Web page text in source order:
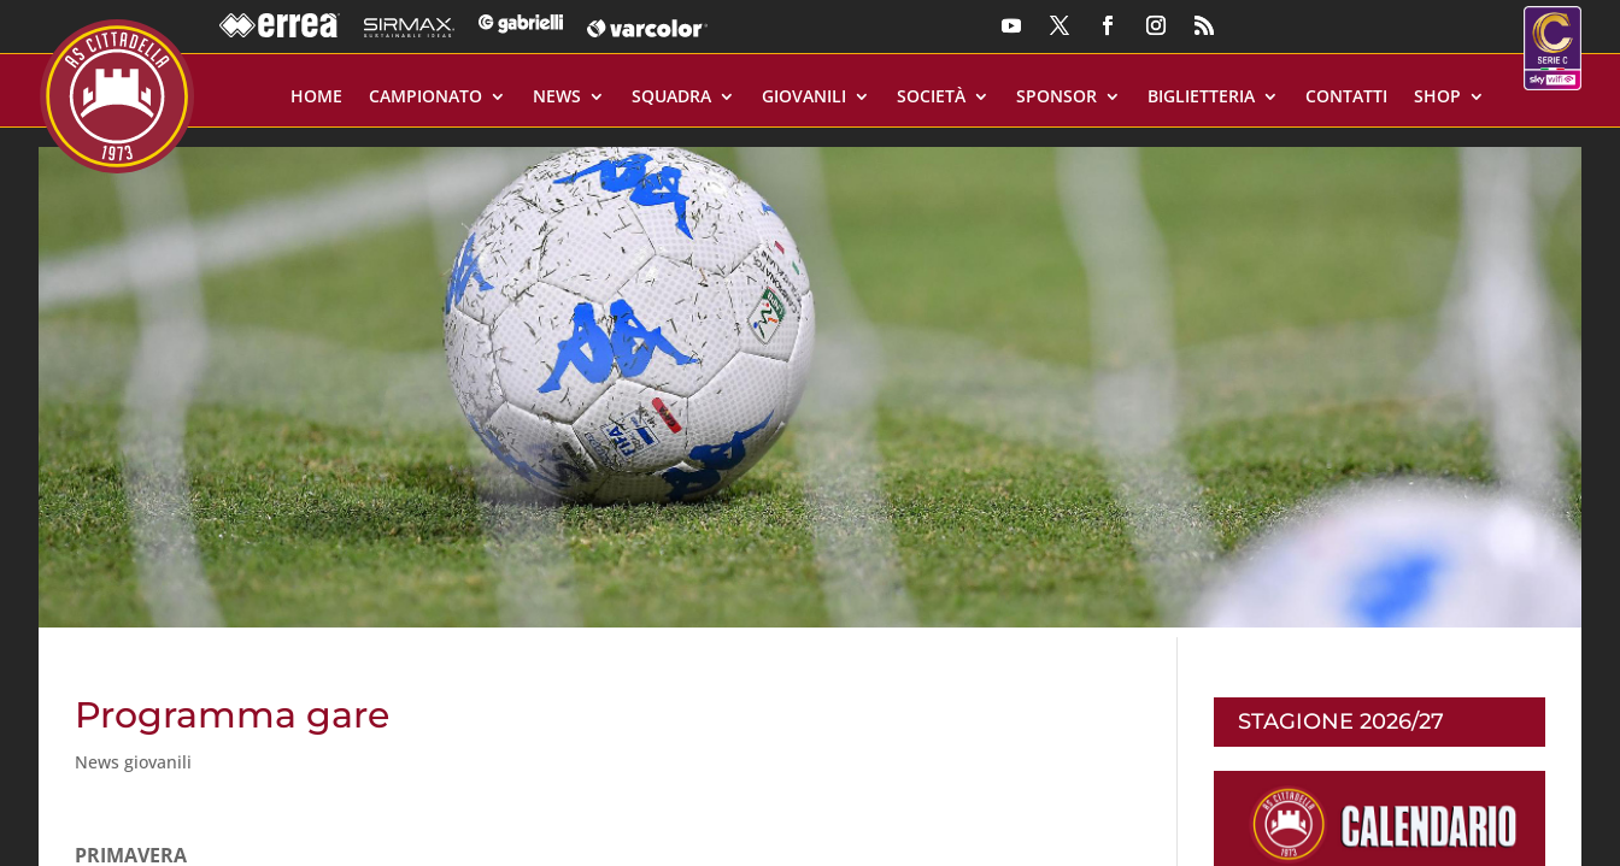
HOME CAMPIONATO NEWS SQUADRA GIOVANILI SOCIETÀ SPONSOR BIGLIETTERIA CONTATTI SHOP
Programma gare
News giovanili
PRIMAVERA
STAGIONE 2026/27